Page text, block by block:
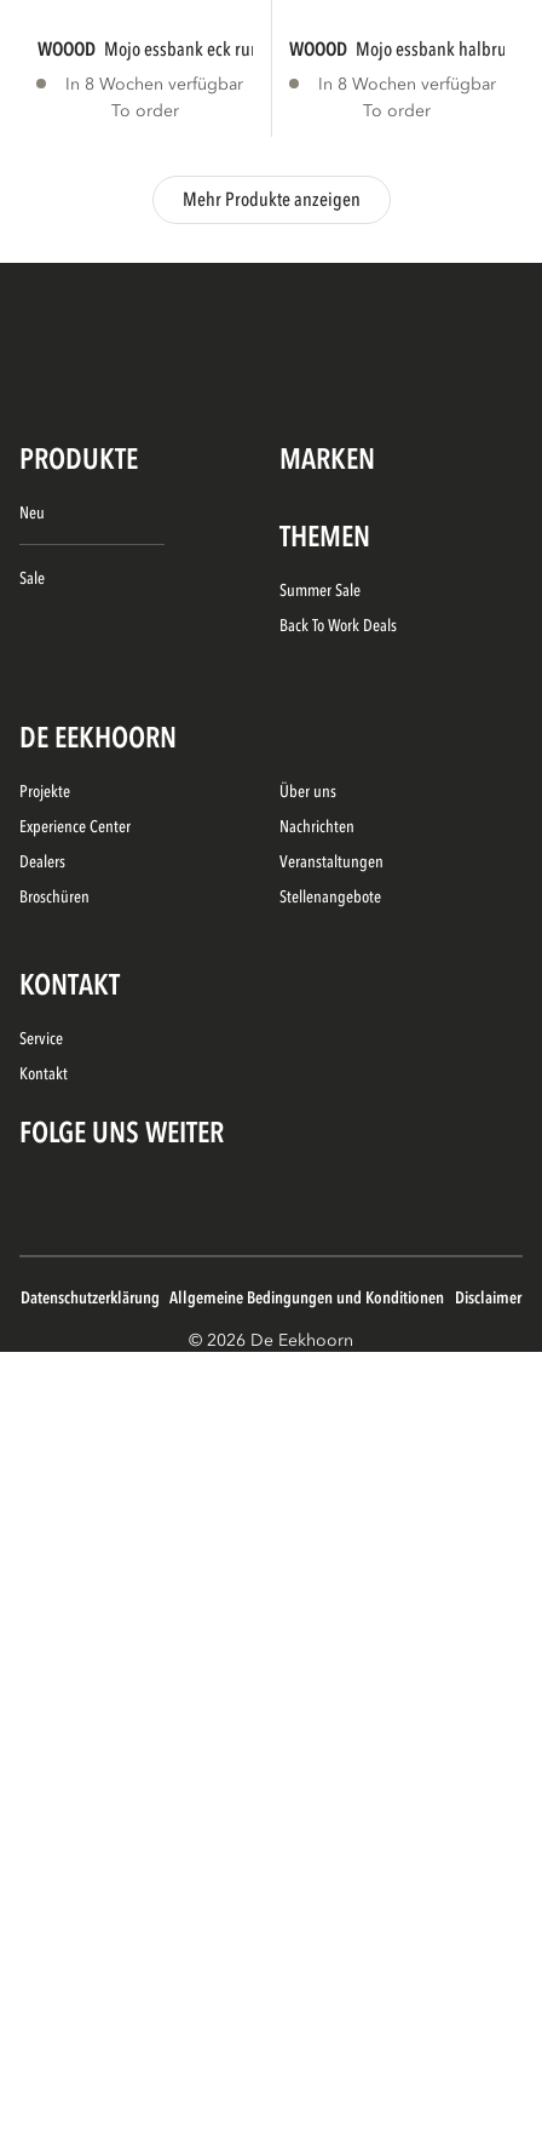
WOOOD mojo essbank eck rund mit rückenlehne...
In 8 Wochen verfügbar
To order
WOOOD mojo essbank halbrund
In 8 Wochen verfügbar
To order
Mehr Produkte anzeigen
PRODUKTE MARKEN
Neu
Sale
THEMEN
Summer Sale
Back To Work Deals
DE EEKHOORN
Projekte
Experience Center
Dealers
Broschüren
Über uns
Nachrichten
Veranstaltungen
Stellenangebote
KONTAKT
Service
Kontakt
FOLGE UNS WEITER
© 2026 De Eekhoorn
Datenschutzerklärung Allgemeine Bedingungen und Konditionen Disclaimer